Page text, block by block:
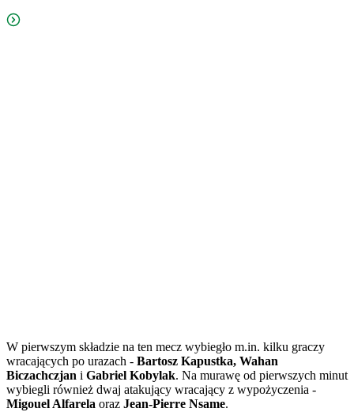
W pierwszym składzie na ten mecz wybiegło m.in. kilku graczy
wracających po urazach - Bartosz Kapustka, Wahan
Biczachczjan i Gabriel Kobylak. Na murawę od pierwszych minut
wybiegli również dwaj atakujący wracający z wypożyczenia -
Migouel Alfarela oraz Jean-Pierre Nsame.